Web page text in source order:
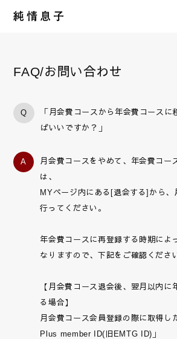
FAQ/お問い合わせ
Q
「月会費コースから年会費コースに
ばいいですか？」
A
月会費コースをやめて、年会費コー
は、
MYページ 内にある[退会する]から、
行ってください。
年会費コースに再登録する時期によ
なりますので、下記をご確認くださ
【月会費コース退会後、翌月以内に
る場合】
月会費コース会員登録の際に取得し
Plus member ID(旧EMTG ID)」